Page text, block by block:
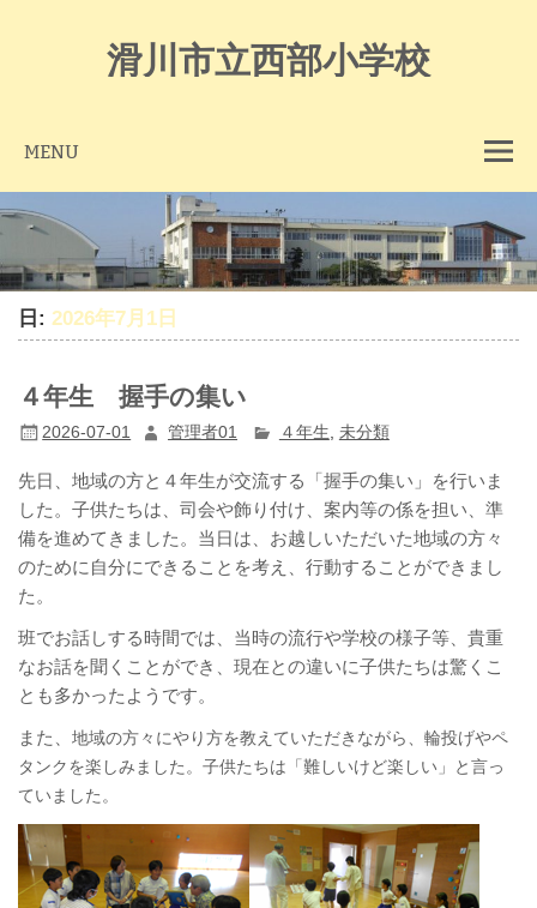
滑川市立西部小学校
MENU
日:2026年7月1日
４年生 握手の集い
2026-07-01 管理者01 ４年生 未分類
先日、地域の方と４年生が交流する「握手の集い」を行いま
した。子供たちは、司会や飾り付け、案内等の係を担い、準
備を進めてきました。当日は、お越しいただいた地域の方々
のために自分にできることを考え、行動することができまし
た。
班でお話しする時間では、当時の流行や学校の様子等、貴重
なお話を聞くことができ、現在との違いに子供たちは驚くこ
とも多かったようです。
また、地域の方々にやり方を教えていただきながら、輪投げやペ
タンクを楽しみました。子供たちは「難しいけど楽しい」と言っ
ていました。